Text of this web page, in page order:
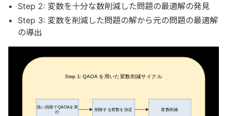
Step 2: 変数を十分な数削減した問題の最適解の発見
Step 3: 変数を削減した問題の解から元の問題の最適解
の導出